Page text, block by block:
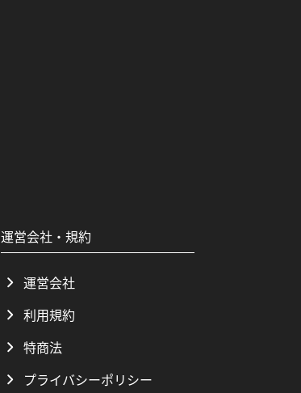
運営会社・規約
運営会社
利用規約
特商法
プライバシーポリシー